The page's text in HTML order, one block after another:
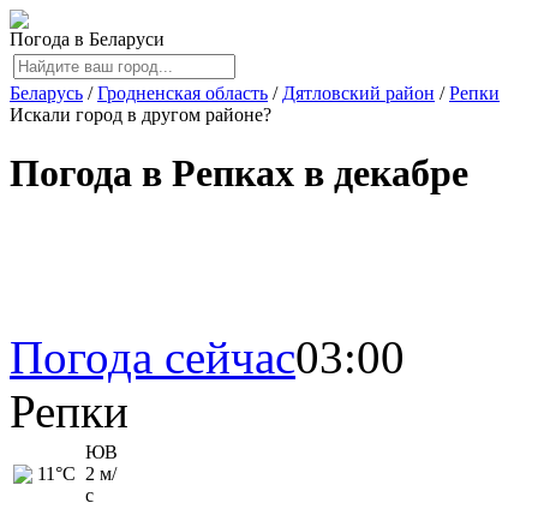
Погода в Беларуси
Беларусь / Гродненская область / Дятловский район / Репки
Искали город в другом районе?
Погода в Репках в декабре
Погода сейчас03:00
Репки
11°C
ЮВ
2 м/
с